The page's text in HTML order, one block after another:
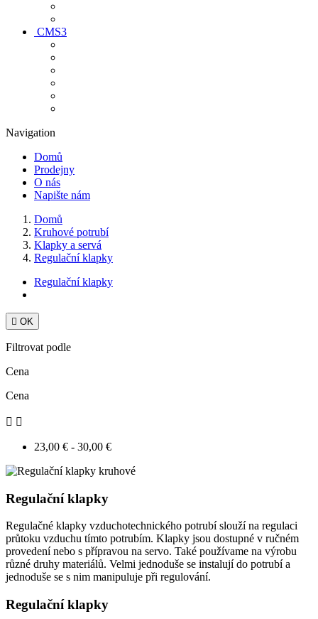
CMS3
Navigation
Domů
Prodejny
O nás
Napište nám
Domů
Kruhové potrubí
Klapky a servá
Regulační klapky
Regulační klapky
 OK
Filtrovat podle
Cena
Cena
 
23,00 € - 30,00 €
Regulační klapky
Regulačné klapky vzduchotechnického potrubí slouží na regulaci
průtoku vzduchu tímto potrubím. Klapky jsou dostupné v ručném
provedení nebo s přípravou na servo. Také používame na výrobu
různé druhy materiálů. Velmi jednoduše se instalují do potrubí a
jednoduše se s nim manipuluje při regulování.
Regulační klapky